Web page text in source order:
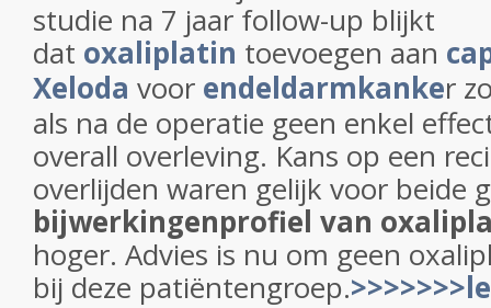
studie na 7 jaar follow-up blijkt
dat oxaliplatin toevoegen aan
Xeloda voor endeldarmkanker
als na de operatie geen enkel
overall overleving. Kans op een
overlijden waren gelijk voor beide
bijwerkingenprofiel van
hoger. Advies is nu om geen
bij deze patiëntengroep.